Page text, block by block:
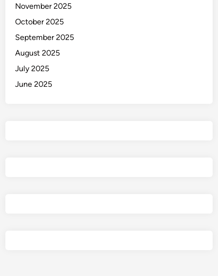
November 2025
October 2025
September 2025
August 2025
July 2025
June 2025